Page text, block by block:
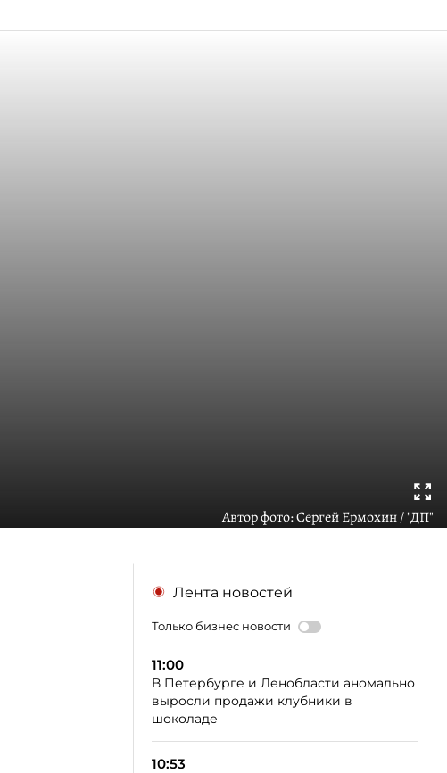
Автор фото:Сергей Ермохин / "ДП"
Лента новостей
Только бизнес новости
11:00
В Петербурге и Ленобласти аномально
выросли продажи клубники в
шоколаде
10:53